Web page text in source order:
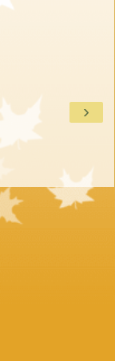
›